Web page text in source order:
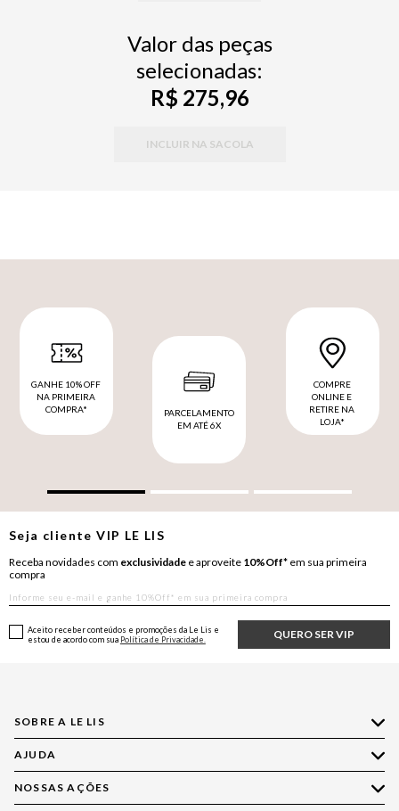
Valor das peças
selecionadas:
R$ 275,96
INCLUIR NA SACOLA
GANHE 10% OFF
NA PRIMEIRA
COMPRA*
PARCELAMENTO
EM ATÉ 6X
COMPRE
ONLINE E
RETIRE NA
LOJA*
Seja clienteVIP LE LIS
Receba novidades com exclusividade e aproveite 10%Off* em sua primeira
compra
QUERO SER VIP
Aceito receber conteúdos e promoções da Le Lis e
estou de acordo com sua Política de Privacidade.
SOBRE A LE LIS
Quem Somos
Nossas Lojas
AJUDA
Compre pelo WhatsApp
NOSSAS AÇÕES